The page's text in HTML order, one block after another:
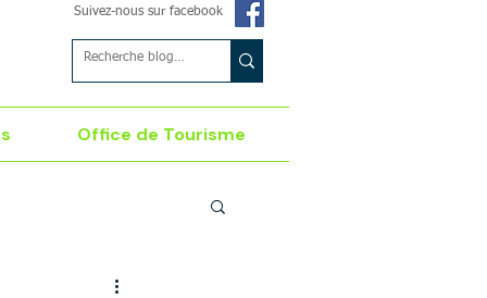
Suivez-nous sur facebook
Office de Tourisme